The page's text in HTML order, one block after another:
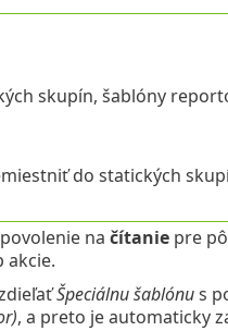
skupín, šablóny
do statických
na čítanie pre
Špeciálnu šablónus
, a preto je automaticky